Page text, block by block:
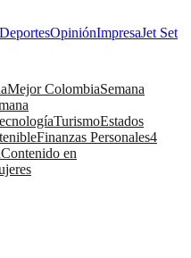
DeportesOpiniónImpresaJet Set
Mejor ColombiaSemana
TurismoEstados
Finanzas Personales4
Contenido en